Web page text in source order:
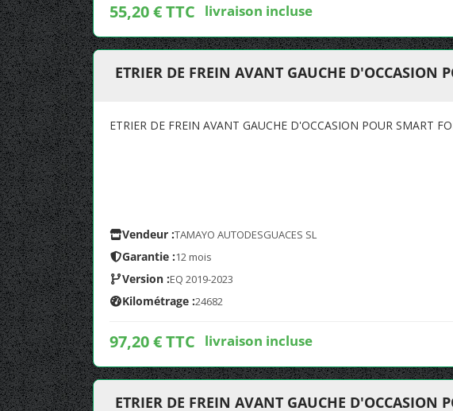
55,20 € TTC livraison incluse
ETRIER DE FREIN AVANT GAUCHE D'OCCASION
ETRIER DE FREIN AVANT GAUCHE D'OCCASION POUR SMART
Vendeur :TAMAYO AUTODESGUACES SL
Garantie :12 mois
Version :EQ 2019-2023
Kilométrage :24682
97,20 € TTC livraison incluse
ETRIER DE FREIN AVANT GAUCHE D'OCCASION